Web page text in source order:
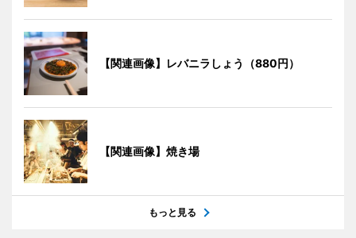
【関連画像】レバニラしょう（880円）
【関連画像】焼き場
もっと見る